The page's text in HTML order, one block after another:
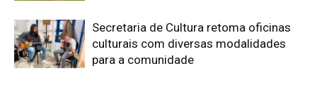
Secretaria de Cultura retoma oficinas
culturais com diversas modalidades
para a comunidade